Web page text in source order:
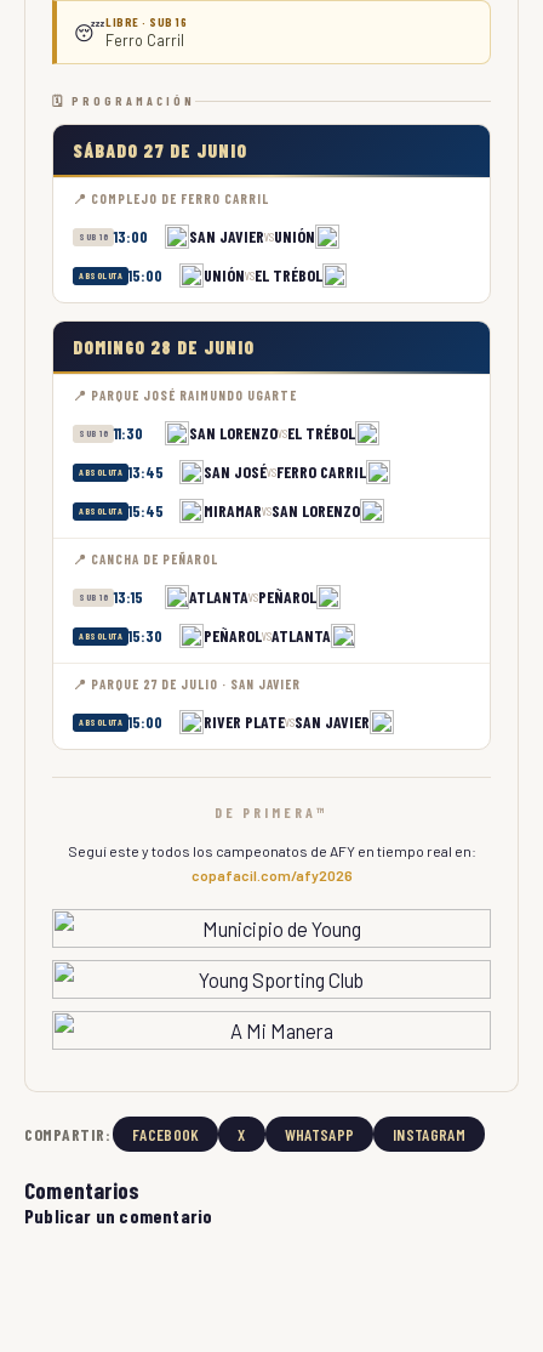
😴LIBRE · SUB 16
Ferro Carril
🗓 PROGRAMACIÓN
SÁBADO 27 DE JUNIO
📍 COMPLEJO DE FERRO CARRIL
SUB 16 13:00 SAN JAVIERVSUNIÓN
ABSOLUTA 15:00 UNIÓNVSEL TRÉBOL
DOMINGO 28 DE JUNIO
📍 PARQUE JOSÉ RAIMUNDO UGARTE
SUB 16 11:30 SAN LORENZOVSEL TRÉBOL
ABSOLUTA 13:45 SAN JOSÉVSFERRO CARRIL
ABSOLUTA 15:45 MIRAMARVSSAN LORENZO
📍 CANCHA DE PEÑAROL
SUB 16 13:15 ATLANTAVSPEÑAROL
ABSOLUTA 15:30 PEÑAROLVSATLANTA
📍 PARQUE 27 DE JULIO · SAN JAVIER
ABSOLUTA 15:00 RIVER PLATEVSSAN JAVIER
DE PRIMERA™
Seguí este y todos los campeonatos de AFY en tiempo real en:
copafacil.com/afy2026
COMPARTIR: FACEBOOK X WHATSAPP INSTAGRAM
Comentarios
Publicar un comentario